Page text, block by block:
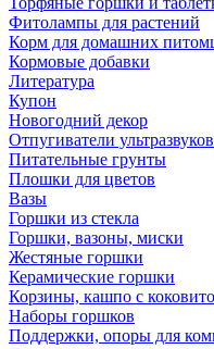
Фитолампы для растений
Корм для домашних
Кормовые добавки
Литература
Купон
Новогодний декор
Отпугиватели
Питательные грунты
Плошки для цветов
Вазы
Горшки из стекла
Горшки, вазоны, миски
Жестяные горшки
Керамические горшки
Корзины, кашпо с
Наборы горшков
Поддержки, опоры для